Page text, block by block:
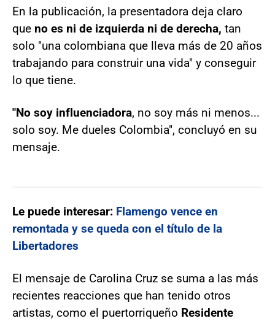
En la publicación, la presentadora deja claro
que no es ni de izquierda ni de derecha, tan
solo "una colombiana que lleva más de 20 años
trabajando para construir una vida" y conseguir
lo que tiene.
"No soy influenciadora, no soy más ni menos...
solo soy. Me dueles Colombia", concluyó en su
mensaje.
Le puede interesar: Flamengo vence en
remontada y se queda con el título de la
Libertadores
El mensaje de Carolina Cruz se suma a las más
recientes reacciones que han tenido otros
artistas, como el puertorriqueño Residente